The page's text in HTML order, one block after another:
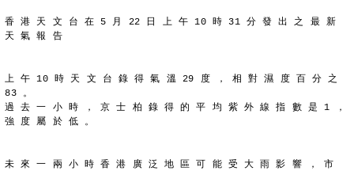
香 港 天 文 台 在 5 月 22 日 上 午 10 時 31 分 發 出 之 最 新
天 氣 報 告
上 午 10 時 天 文 台 錄 得 氣 溫 29 度 ， 相 對 濕 度 百 分 之
83 。
過 去 一 小 時 ， 京 士 柏 錄 得 的 平 均 紫 外 線 指 數 是 1 ，
強 度 屬 於 低 。
未 來 一 兩 小 時 香 港 廣 泛 地 區 可 能 受 大 雨 影 響 ， 市